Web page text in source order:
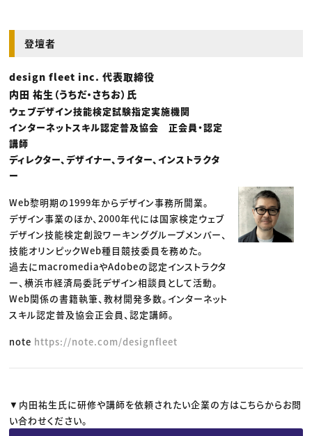
登壇者
design fleet inc. 代表取締役
内田 祐生（うちだ・さちお）氏
ウェブデザイン技能検定試験指定実施機関
インターネットスキル認定普及協会 正会員・認定
講師
ディレクター、デザイナー、ライター、インストラクタ
ー
Web黎明期の1999年からデザイン事務所開業。
デザイン事業のほか、2000年代には国家検定ウェブ
デザイン技能検定創設ワーキンググループメンバー、
技能オリンピックWeb種目競技委員を務めた。
過去にmacromediaやAdobeの認定インストラクタ
ー、横浜市経済局委託デザイン相談員として活動。
Web関係の書籍執筆、教材開発多数。インターネット
スキル認定普及協会正会員、認定講師。
note https://note.com/designfleet
▼内田祐生氏に研修や講師を依頼されたい企業の方はこちらからお問
い合わせください。